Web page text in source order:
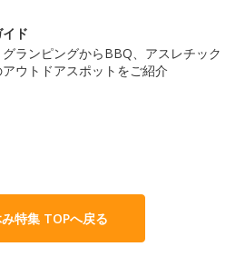
ド
ランピングからBBQ、アスレチック
ウトドアスポットをご紹介
特集 TOPへ戻る